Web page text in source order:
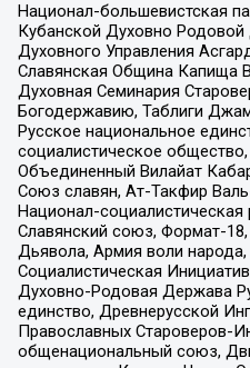
Национал-большевистская
Кубанской Духовно
Духовного Управления
Славянская Община Капища
Духовная Семинария
Богодержавию, Таблиги
Русское национальное
социалистическое
Объединенный Вилайат
Союз славян, Ат-Такфир
Национал-социалистическая
Славянский союз, Формат-
Дьявола, Армия воли
Социалистическая
Духовно-Родовая Держава
единство, Древнерусской
Православных Староверов-
общенациональный союз,